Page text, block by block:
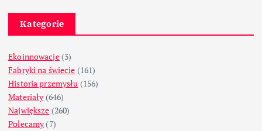
Kategorie
Ekoinnowacje(3)
Fabryki na świecie (161)
Historia przemysłu (156)
Materiały (646)
Największe (260)
Polecamy (7)